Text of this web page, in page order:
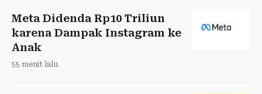
Meta Didenda Rp10 Triliun
karena Dampak Instagram ke
Anak
55 menit lalu